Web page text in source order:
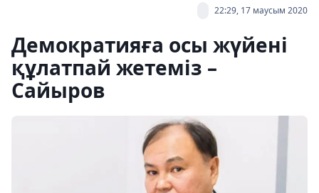
22:29, 17 маусым 2020
Демократияға осы жүйені
құлатпай жетеміз –
Сайыров